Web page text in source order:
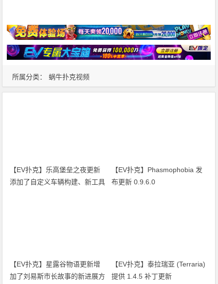
所属分类： 蜗牛扑克视频
【EV扑克】乐高堡垒之夜更新
添加了自定义车辆构建、新工具
【EV扑克】Phasmophobia 发
布更新 0.9.6.0
【EV扑克】星露谷物语更新增
加了刘易斯市长故事的新进展方
【EV扑克】泰拉瑞亚 (Terraria)
提供 1.4.5 补丁更新